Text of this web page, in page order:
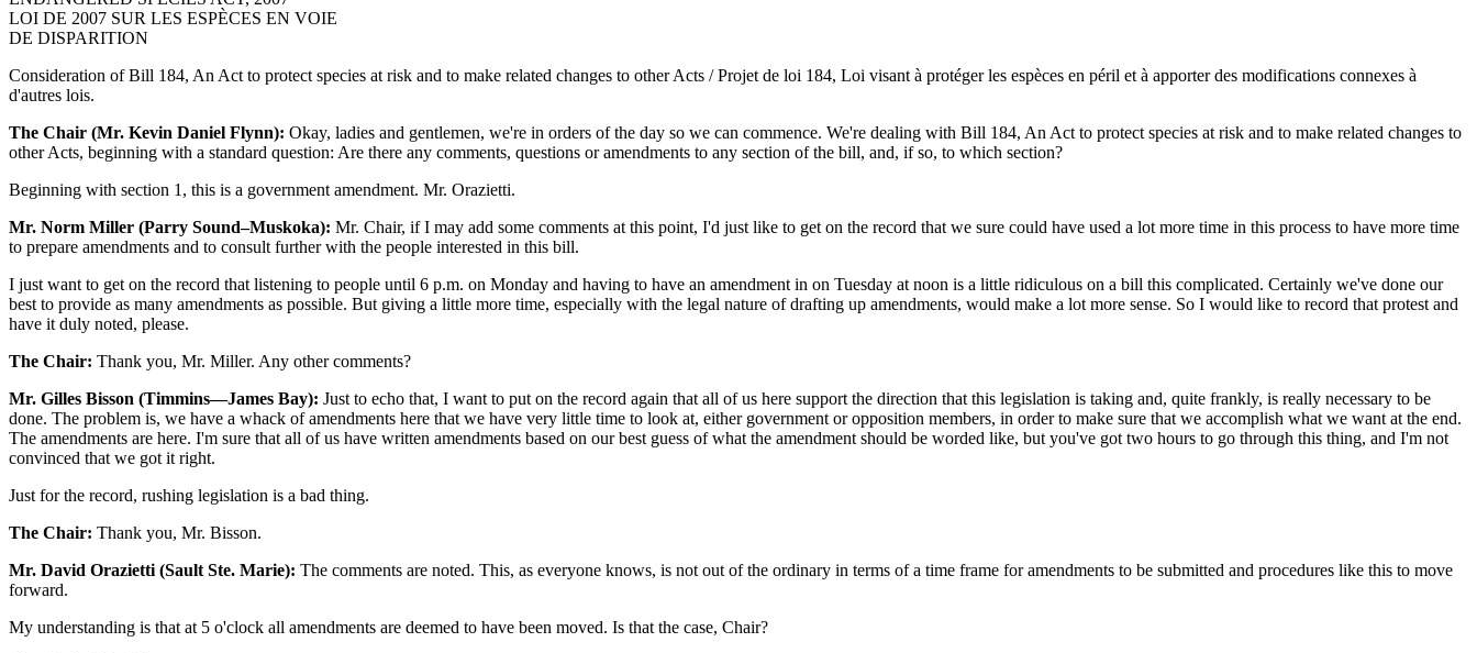
LOI DE 2007 SUR LES ESPÈCES EN VOIE
DE DISPARITION
Consideration of Bill 184, An Act to protect species at risk and to make related changes to other Acts / Projet de loi 184, Loi visant à protéger les espèces en péril et à apporter des modifications connexes à
d'autres lois.
The Chair (Mr. Kevin Daniel Flynn): Okay, ladies and gentlemen, we're in orders of the day so we can commence. We're dealing with Bill 184, An Act to protect species at risk and to make related changes to
other Acts, beginning with a standard question: Are there any comments, questions or amendments to any section of the bill, and, if so, to which section?
Beginning with section 1, this is a government amendment. Mr. Orazietti.
Mr. Norm Miller (Parry Sound–Muskoka): Mr. Chair, if I may add some comments at this point, I'd just like to get on the record that we sure could have used a lot more time in this process to have more time
to prepare amendments and to consult further with the people interested in this bill.
I just want to get on the record that listening to people until 6 p.m. on Monday and having to have an amendment in on Tuesday at noon is a little ridiculous on a bill this complicated. Certainly we've done our
best to provide as many amendments as possible. But giving a little more time, especially with the legal nature of drafting up amendments, would make a lot more sense. So I would like to record that protest and
have it duly noted, please.
The Chair: Thank you, Mr. Miller. Any other comments?
Mr. Gilles Bisson (Timmins—James Bay): Just to echo that, I want to put on the record again that all of us here support the direction that this legislation is taking and, quite frankly, is really necessary to be
done. The problem is, we have a whack of amendments here that we have very little time to look at, either government or opposition members, in order to make sure that we accomplish what we want at the end.
The amendments are here. I'm sure that all of us have written amendments based on our best guess of what the amendment should be worded like, but you've got two hours to go through this thing, and I'm not
convinced that we got it right.
Just for the record, rushing legislation is a bad thing.
The Chair: Thank you, Mr. Bisson.
Mr. David Orazietti (Sault Ste. Marie): The comments are noted. This, as everyone knows, is not out of the ordinary in terms of a time frame for amendments to be submitted and procedures like this to move
forward.
My understanding is that at 5 o'clock all amendments are deemed to have been moved. Is that the case, Chair?